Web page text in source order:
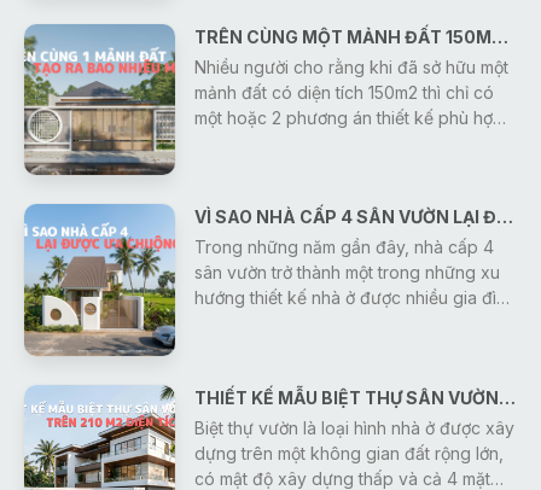
lộc mà bạn có thể tham khảo:
TRÊN CÙNG MỘT MẢNH ĐẤT 150M2 DIỆN TÍCH SÀN - KIẾN TRÚC SƯ GONIC CÓ THỂ TẠO RA BAO NHIÊU MẪU THIẾT KẾ?
Nhiều người cho rằng khi đã sở hữu một
mảnh đất có diện tích 150m2 thì chỉ có
một hoặc 2 phương án thiết kế phù hợp.
kiến trúc và định hướng sinh hoạt khác
nhau, các kiến trúc sư Gonic có thể tạo
ra hàng chục, thậm chí hàng trăm
phương án thiết kế độc đáo.
VÌ SAO NHÀ CẤP 4 SÂN VƯỜN LẠI ĐƯỢC ƯA CHUỘNG NHIỀU HIỆN NAY?
Trong những năm gần đây, nhà cấp 4
sân vườn trở thành một trong những xu
hướng thiết kế nhà ở được nhiều gia đình
đến cảm giác thoáng đãng, trong lành,
kiểu nhà này còn tạo nên môi trường
sống yên tĩnh, giúp các thành viên có
thể thư giãn và tận hưởng cuộc sống sau
THIẾT KẾ MẪU BIỆT THỰ SÂN VƯỜN TRÊN 210 M2 DIỆN TÍCH SÀN
Biệt thự vườn là loại hình nhà ở được xây
dựng trên một không gian đất rộng lớn,
có mật độ xây dựng thấp và cả 4 mặt